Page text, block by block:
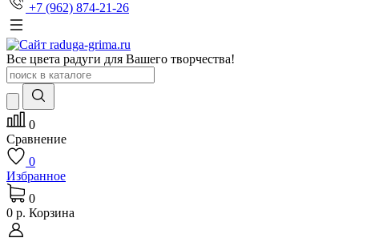
+7 (962) 874-21-26
Все цвета радуги для Вашего творчества!
0
Сравнение
0
Избранное
0
0 р. Корзина